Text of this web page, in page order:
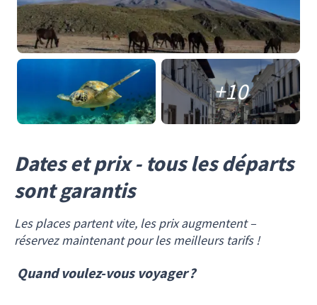
+10
Dates et prix - tous les départs
sont garantis
Les places partent vite, les prix augmentent –
réservez maintenant pour les meilleurs tarifs !
Quand voulez-vous voyager ?